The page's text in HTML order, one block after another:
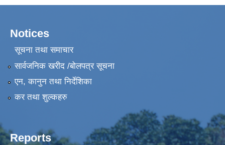
Notices
सूचना तथा समाचार
सार्वजनिक खरीद /बोलपत्र सूचना
एन, कानुन तथा निर्देशिका
कर तथा शुल्कहरु
Reports